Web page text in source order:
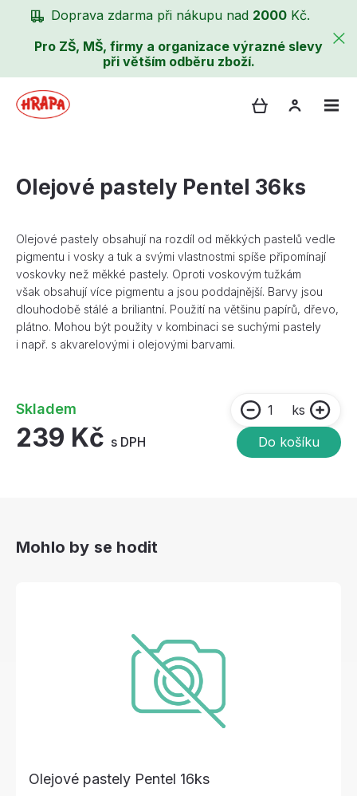
Doprava zdarma při nákupu nad 2000 Kč.
Pro ZŠ, MŠ, firmy a organizace výrazné slevy
při větším odběru zboží.
Olejové pastely Pentel 36ks
Olejové pastely obsahují na rozdíl od měkkých pastelů vedle
pigmentu i vosky a tuk a svými vlastnostmi spíše připomínají
voskovky než měkké pastely. Oproti voskovým tužkám
však obsahují více pigmentu a jsou poddajnější. Barvy jsou
dlouhodobě stálé a briliantní. Použití na většinu papírů, dřevo,
plátno. Mohou být použity v kombinaci se suchými pastely
i např. s akvarelovými i olejovými barvami.
Skladem
239 Kč s DPH
ks
Do košíku
Mohlo by se hodit
Olejové pastely Pentel 16ks